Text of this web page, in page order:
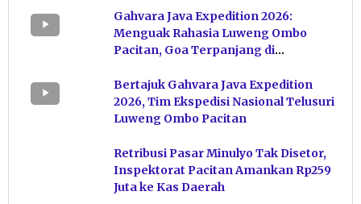
Gahvara Java Expedition 2026:
Menguak Rahasia Luweng Ombo
Pacitan, Goa Terpanjang di
Bertajuk Gahvara Java Expedition
2026, Tim Ekspedisi Nasional Telusuri
Luweng Ombo Pacitan
Retribusi Pasar Minulyo Tak Disetor,
Inspektorat Pacitan Amankan Rp259
Juta ke Kas Daerah